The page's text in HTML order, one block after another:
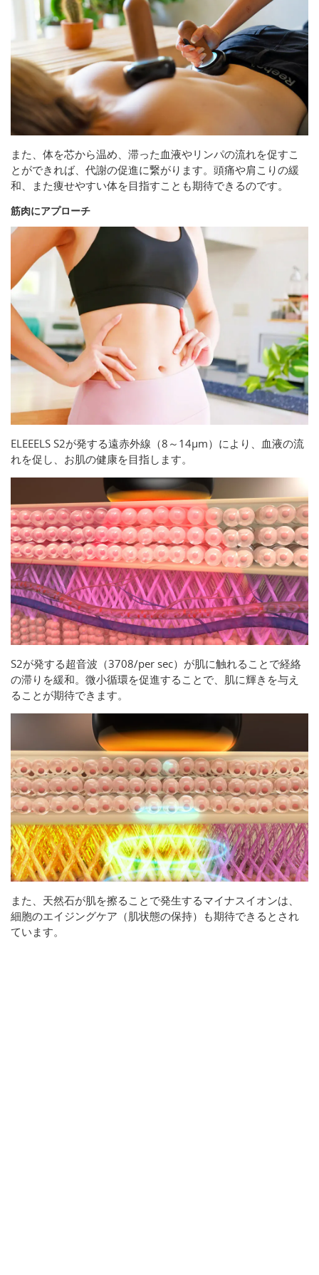
また、体を芯から温め、滞った血液やリンパの流れを促すこ
とができれば、代謝の促進に繋がります。頭痛や肩こりの緩
和、また痩せやすい体を目指すことも期待できるのです。
筋肉にアプローチ
ELEEELS S2が発する遠赤外線（8～14μm）により、血液の流
れを促し、お肌の健康を目指します。
S2が発する超音波（3708/per sec）が肌に触れることで経絡
の滞りを緩和。微小循環を促進することで、肌に輝きを与え
ることが期待できます。
また、天然石が肌を擦ることで発生するマイナスイオンは、
細胞のエイジングケア（肌状態の保持）も期待できるとされ
ています。